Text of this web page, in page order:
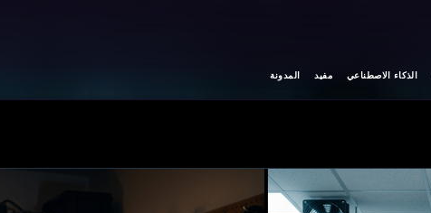
الذكاء الاصطناعي مفيد المدونة